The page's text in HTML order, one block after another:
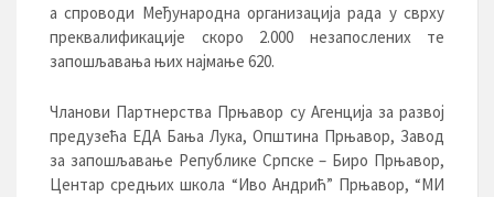
а спроводи Међународна организација рада у сврху
преквалификације скоро 2.000 незапослених те
запошљавања њих најмање 620.
Чланови Партнерства Прњавор су Агенција за развој
предузећа ЕДА Бања Лука, Општина Прњавор, Завод
за запошљавање Републике Српске – Биро Прњавор,
Центар средњих школа “Иво Андрић” Прњавор, “МИ